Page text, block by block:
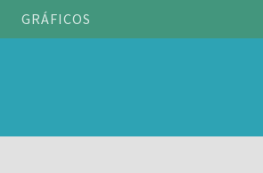
GRÁFICOS